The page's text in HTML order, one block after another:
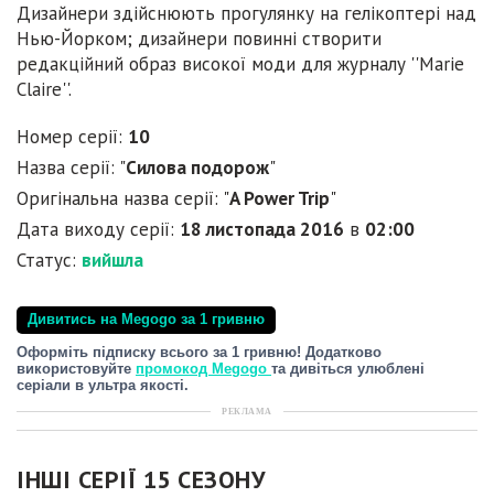
Дизайнери здійснюють прогулянку на гелікоптері над
Нью-Йорком; дизайнери повинні створити
редакційний образ високої моди для журналу ''Marie
Claire''.
Номер серії: 10
Назва серії: "Силова подорож"
Оригінальна назва серії: "A Power Trip"
Дата виходу серії: 18 листопада 2016 в 02:00
Статус: вийшла
Дивитись на Megogo за 1 гривню
Оформіть підписку всього за 1 гривню! Додатково
використовуйте промокод Megogo та дивіться улюблені
серіали в ультра якості.
РЕКЛАМА
ІНШІ СЕРІЇ 15 СЕЗОНУ